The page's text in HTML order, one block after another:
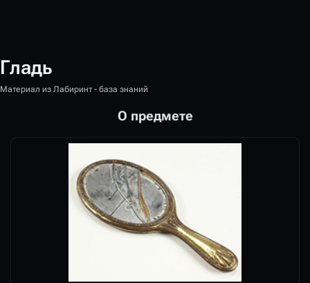
Гладь
Материал из Лабиринт - база знаний
О предмете